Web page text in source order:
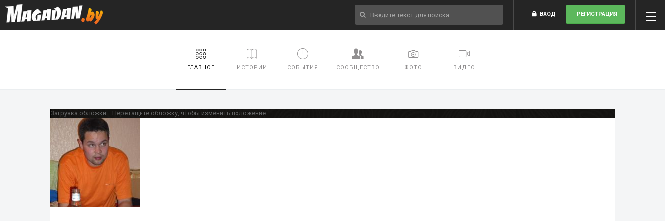
ВХОД РЕГИСТРАЦИЯ
ГЛАВНОЕ ИСТОРИИ СОБЫТИЯ СООБЩЕСТВО ФОТО ВИДЕО
Загрузка обложки... Перетащите обложку, чтобы изменить положение